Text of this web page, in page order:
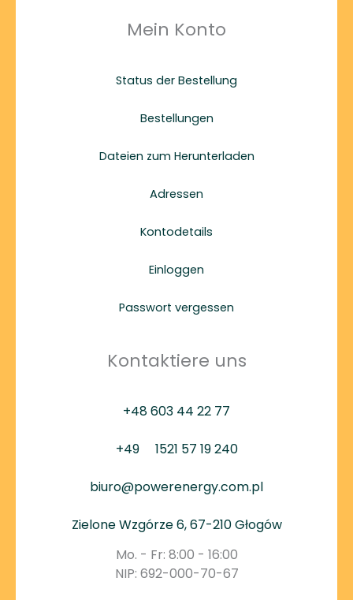
Mein Konto
Status der Bestellung
Bestellungen
Dateien zum Herunterladen
Adressen
Kontodetails
Einloggen
Passwort vergessen
Kontaktiere uns
+48 603 44 22 77
+49 1521 57 19 240
biuro@powerenergy.com.pl
Zielone Wzgórze 6, 67-210 Głogów
Mo. - Fr: 8:00 - 16:00
NIP: 692-000-70-67